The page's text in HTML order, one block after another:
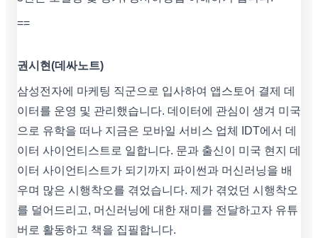
==
권시현(데싸노트)
삼성전자에 마케팅 직군으로 입사하여 앱스토어 결제 데
이터를 운영 및 관리했습니다. 데이터에 관심이 생겨 미국
으로 유학을 떠나 지금은 모바일 서비스 업체 IDT에서 데
이터 사이언티스트로 일합니다. 문과 출신이 미국 현지 데
이터 사이언티스트가 되기까지 파이썬과 머신러닝을 배
우며 많은 시행착오를 겪었습니다. 제가 겪었던 시행착오
를 덜어드리고, 머신러닝에 대한 재미를 전달하고자 유튜
버로 활동하고 책을 집필합니다.